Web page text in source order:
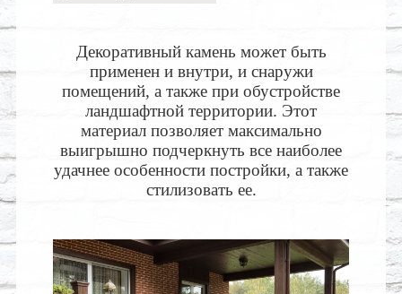
Декоративный камень может быть
применен и внутри, и снаружи
помещений, а также при обустройстве
ландшафтной территории. Этот
материал позволяет максимально
выигрышно подчеркнуть все наиболее
удачнее особенности постройки, а также
стилизовать ее.